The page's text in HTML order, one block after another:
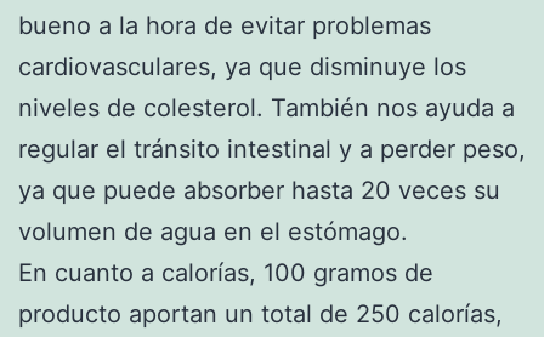
bueno a la hora de evitar problemas
cardiovasculares, ya que disminuye los
niveles de colesterol. También nos ayuda a
regular el tránsito intestinal y a perder peso,
ya que puede absorber hasta 20 veces su
volumen de agua en el estómago.
En cuanto a calorías, 100 gramos de
producto aportan un total de 250 calorías,